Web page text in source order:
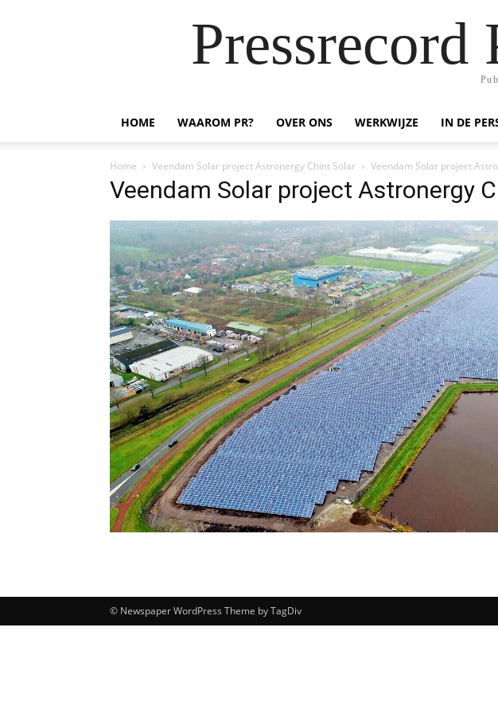
HOME WAAROM PR? OVER ONS WERKWIJZE IN DE
Home Veendam Solar project Astronergy Chint Solar Veendam Solar project
Veendam Solar project Astronergy
© Newspaper WordPress Theme by TagDiv